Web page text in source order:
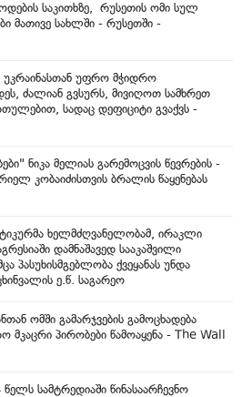
საკითხზე, რუსეთის ომი სულ
მათივე სახლში - რუსეთში -
უკრაინასთან უფრო მჭიდრო
ძალიან გვსურს, მივიღოთ სამხრეთ
სადაც დეფიციტი გვაქვს -
ნიკა მელიას გარემოცვის წევრების -
კობაიძისთვის ბრალის წაყენებას
ხელმძღვანელობამ, ირაკლი
დამნაშავედ სააკაშვილი
ქვეყანას უნდა
ე.წ. საგარეო
ომში გამარჯვების გამოცხადება
პირობები წამოაყენა - The Wall
სამტრედიაში წინასაარჩევნო